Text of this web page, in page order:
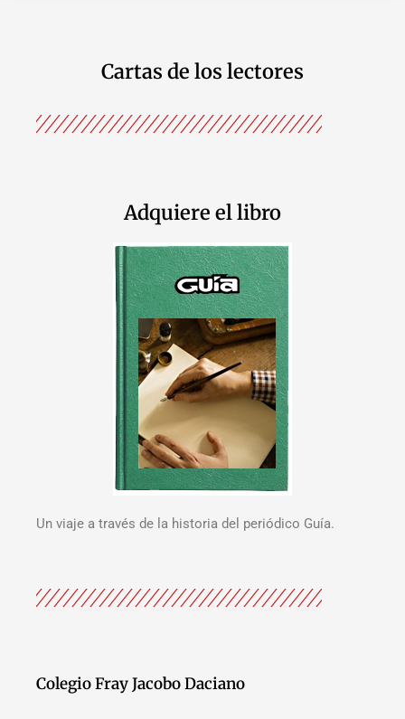
Cartas de los lectores
Adquiere el libro
Un viaje a través de la historia del periódico Guía.
Colegio Fray Jacobo Daciano